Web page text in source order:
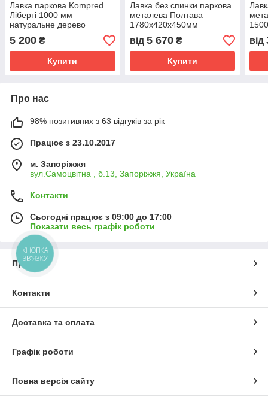
Лавка паркова Kompred
Ліберті 1000 мм
натуральне дерево
5 200 ₴
Купити
Лавка без спинки паркова
металева Полтава
1780х420х450мм
(сидіння-дерево) Сірий
Kompred OL450
від 5 670₴
Купити
від
Про нас
98% позитивних з 63 відгуків за рік
Працює з 23.10.2017
м. Запоріжжя
вул.Самоцвітна , б.13, Запоріжжя, Україна
Контакти
Сьогодні працює з 09:00 до 17:00
Показати весь графік роботи
Про нас
Контакти
Доставка та оплата
Графік роботи
Повна версія сайту
КНОПКА
ЗВ'ЯЗКУ